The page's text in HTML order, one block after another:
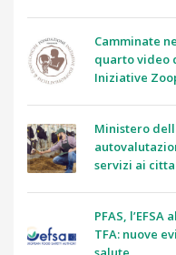
Camminate
quarto video
Iniziative
Ministero
servizi ai
PFAS,
TFA: nuove